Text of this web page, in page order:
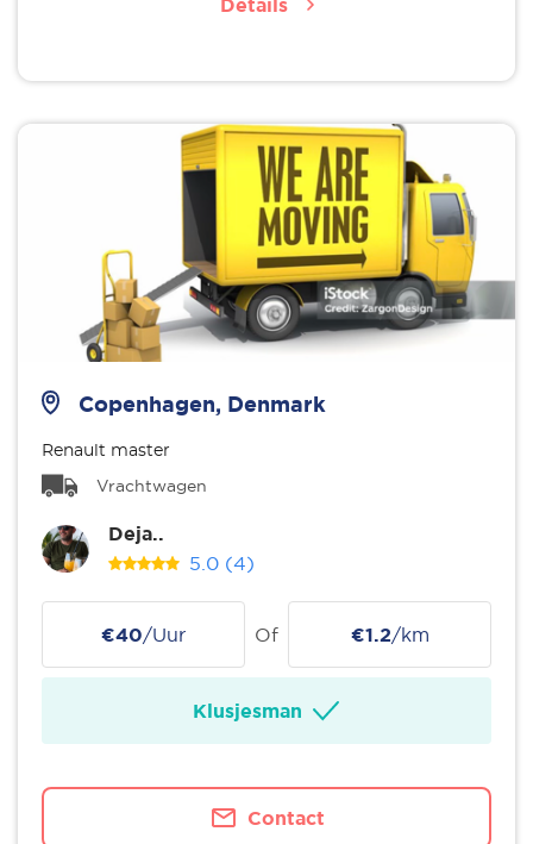
Details
Copenhagen, Denmark
Renault master
Vrachtwagen
Deja..
5.0 (4)
€40/Uur Of €1.2/km
Klusjesman
Contact